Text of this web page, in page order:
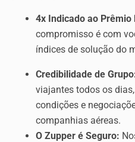
4x Indicado ao Prêmio
compromisso é com
índices de solução do
Credibilidade de
viajantes todos os
condições e
companhias aéreas.
O Zupper é Seguro: